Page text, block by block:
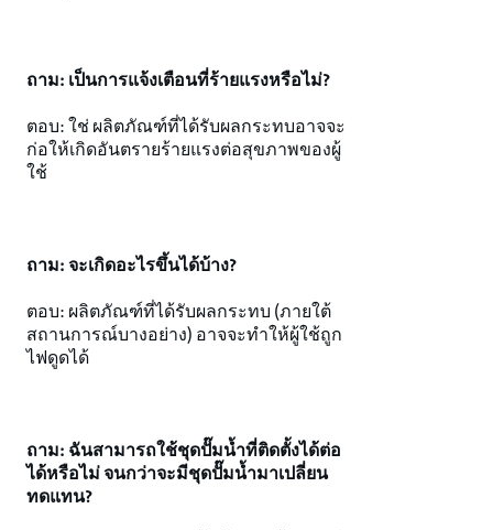
ถาม: เป็นการแจ้งเตือนที่ร้ายแรงหรือไม่?
ตอบ: ใช่ ผลิตภัณฑ์ที่ได้รับผลกระทบอาจจะ
ก่อให้เกิดอันตรายร้ายแรงต่อสุขภาพของผู้
ใช้
ถาม: จะเกิดอะไรขึ้นได้บ้าง?
ตอบ: ผลิตภัณฑ์ที่ได้รับผลกระทบ (ภายใต้
สถานการณ์บางอย่าง) อาจจะทำให้ผู้ใช้ถูก
ไฟดูดได้
ถาม: ฉันสามารถใช้ชุดปั๊มน้ำที่ติดตั้งได้ต่อ
ได้หรือไม่ จนกว่าจะมีชุดปั๊มน้ำมาเปลี่ยน
ทดแทน?